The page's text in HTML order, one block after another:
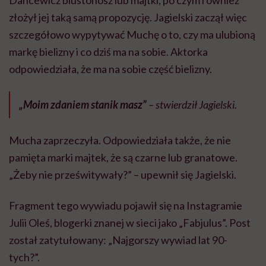
złożył jej taką samą propozycję. Jagielski zaczął więc
szczegółowo wypytywać Muchę o to, czy ma ulubioną
markę bielizny i co dziś ma na sobie. Aktorka
odpowiedziała, że ma na sobie część bielizny.
„Moim zdaniem stanik masz”– stwierdził Jagielski.
Mucha zaprzeczyła. Odpowiedziała także, że nie
pamięta marki majtek, że są czarne lub granatowe.
„Żeby nie prześwitywały?” – upewnił się Jagielski.
Fragment tego wywiadu pojawił się na Instagramie
Julii Oleś, blogerki znanej w sieci jako „Fabjulus”. Post
został zatytułowany: „Najgorszy wywiad lat 90-
tych?”.